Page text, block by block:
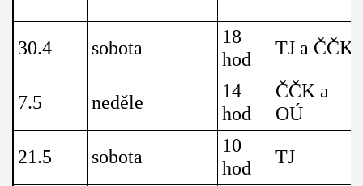
30.4 sobota
18
hod
TJ a ČČK
7.5 neděle
14
hod
ČČK a
OÚ
21.5 sobota
10
hod
TJ